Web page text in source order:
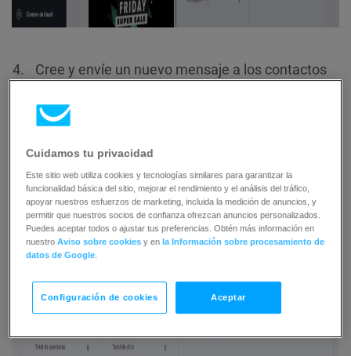
Cree y envíe un nuevo mensaje a los contactos
Cuidamos tu privacidad
Este sitio web utiliza cookies y tecnologías similares para garantizar la
funcionalidad básica del sitio, mejorar el rendimiento y el análisis del tráfico,
apoyar nuestros esfuerzos de marketing, incluida la medición de anuncios, y
permitir que nuestros socios de confianza ofrezcan anuncios personalizados.
Puedes aceptar todos o ajustar tus preferencias. Obtén más información en
nuestroAviso sobre cookies y en la Información sobre procesamiento de
datos de Google
Configuración de cookies Aceptar